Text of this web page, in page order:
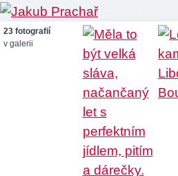
23 fotografií
v galerii